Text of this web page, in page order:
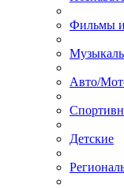
Фильмы
Авто/
Детские